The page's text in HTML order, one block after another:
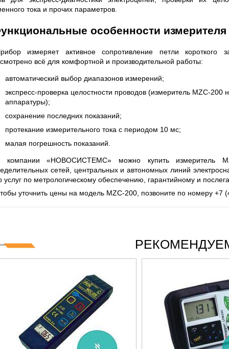
(ГОСРЕЕСТР РФ)
Прочитать
тока и прочих параметров.
особенности измерителя
измеряет активное сопротивление петли
всё для комфортной и производительной работы:
автоматический выбор диапазонов измерений;
экспресс-проверка целостности проводов (измеритель MZC-
аппаратуры);
сохранение последних показаний;
протекание измерительного тока с периодом 10 мс;
малая погрешность показаний.
компании «НОВОСИСТЕМС» можно купить измеритель
сетей, центральных и автономных линий
услуг по метрологическому обеспечению, гарантийному и
уточнить цены на модель MZC-200, позвоните по номеру +7